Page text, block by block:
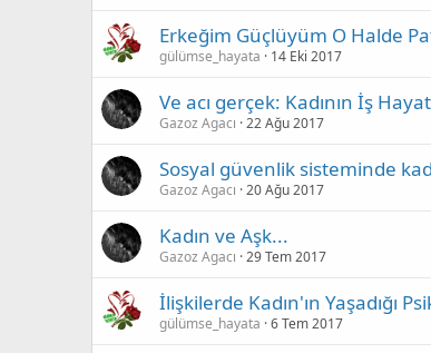
Erkeğim Güçlüyüm O Halde
gülümse_hayata 14 Eki 2017
Ve acı gerçek: Kadının İş
Gazoz Agacı 22 Ağu 2017
Sosyal güvenlik sisteminde
Gazoz Agacı 20 Ağu 2017
Kadın ve Aşk...
Gazoz Agacı 29 Tem 2017
İlişkilerde Kadın'ın Yaşadığı
gülümse_hayata 6 Tem 2017